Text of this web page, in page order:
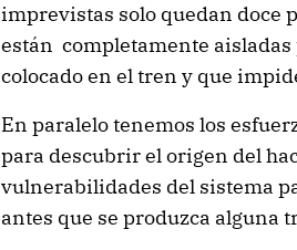
imprevistas solo quedan doce
están completamente
colocado en el tren y que
En paralelo tenemos los
para descubrir el origen del
vulnerabilidades del sistema
antes que se produzca alguna